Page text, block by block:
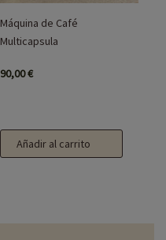
Máquina de Café
Multicapsula
90,00€
Añadir al carrito